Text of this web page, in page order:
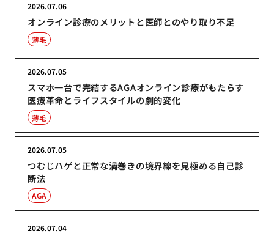
オンライン診療のメリットと医師とのやり取り不足
2026.07.06
薄毛
スマホ一台で完結するAGAオンライン診療がもたらす
医療革命とライフスタイルの劇的変化
2026.07.05
薄毛
つむじハゲと正常な渦巻きの境界線を見極める自己診
断法
2026.07.05
AGA
2026.07.04